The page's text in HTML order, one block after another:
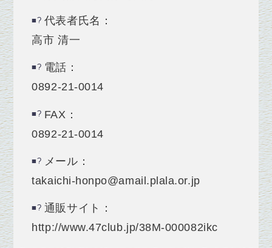
代表者氏名：
高市 清一
電話：
0892-21-0014
FAX：
0892-21-0014
メール：
takaichi-honpo@amail.plala.or.jp
通販サイト：
http://www.47club.jp/38M-000082ikc